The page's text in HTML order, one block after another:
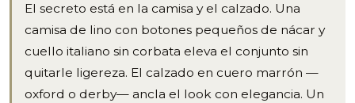
El secreto está en la camisa y el calzado. Una
camisa de lino con botones pequeños de nácar y
cuello italiano sin corbata eleva el conjunto sin
quitarle ligereza. El calzado en cuero marrón —
oxford o derby— ancla el look con elegancia. Un